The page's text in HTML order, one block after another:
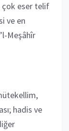
çok eser telif
ve en
Meşâhîr
hadis ve